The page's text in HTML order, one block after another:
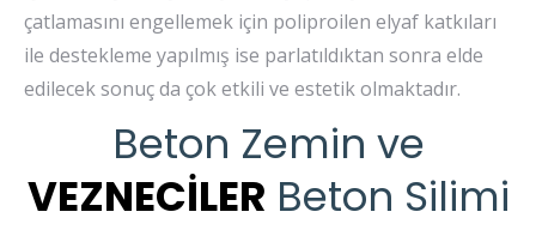
çatlamasını engellemek için poliproilen elyaf katkıları
ile destekleme yapılmış ise parlatıldıktan sonra elde
edilecek sonuç da çok etkili ve estetik olmaktadır.
Beton Zemin ve
VEZNECİLER Beton Silimi